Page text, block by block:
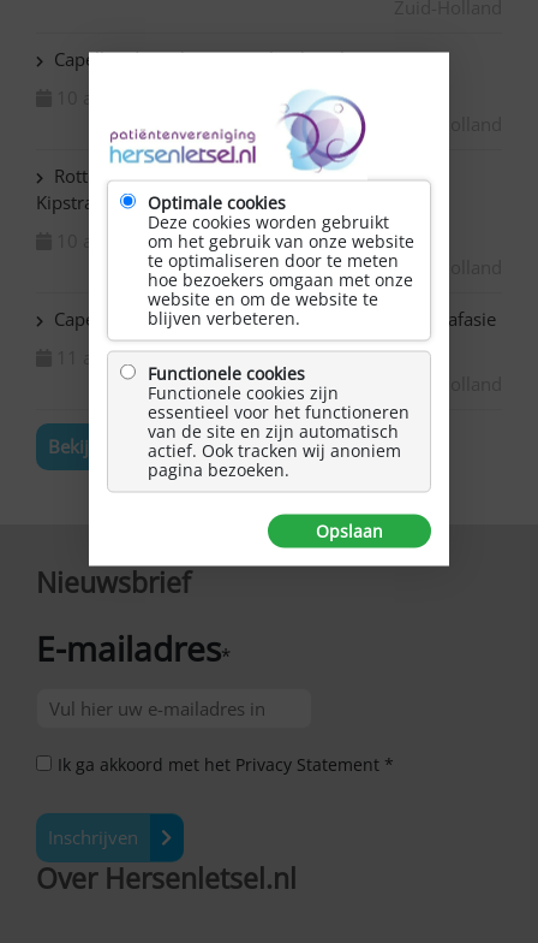
Capelle ad IJssel Beemsterhoek – Klaverjassen
Rotterdam Centrum – NAH bijeenkomst in de
Kipstraat
10 augustus 2026
Zuid-Holland
Capelle ad IJssel Bazuin – Schilderen met NAH / afasie
11 augustus 2026
Bekijk de volledige agenda
Nieuwsbrief
E-mailadres*
Ik ga akkoord met het Privacy Statement *
Inschrijven
Over Hersenletsel.nl
Optimale cookies
Deze cookies worden gebruikt
om het gebruik van onze website
te optimaliseren door te meten
hoe bezoekers omgaan met onze
website en om de website te
blijven verbeteren.
Functionele cookies
Functionele cookies zijn
essentieel voor het functioneren
van de site en zijn automatisch
actief. Ook tracken wij anoniem
pagina bezoeken.
Opslaan